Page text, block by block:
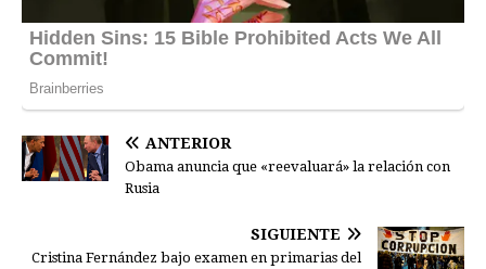
ANTERIOR
Obama anuncia que «reevaluará» la relación con
Rusia
SIGUIENTE
Cristina Fernández bajo examen en primarias del